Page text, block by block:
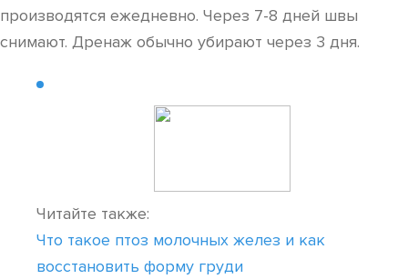
производятся ежедневно. Через 7-8 дней швы
снимают. Дренаж обычно убирают через 3 дня.
Читайте также:
Что такое птоз молочных желез и как
восстановить форму груди